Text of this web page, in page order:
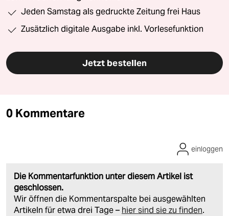
Jeden Samstag als gedruckte Zeitung frei Haus
Zusätzlich digitale Ausgabe inkl. Vorlesefunktion
Jetzt bestellen
0 Kommentare
Die Kommentarfunktion unter diesem Artikel ist
geschlossen.
Wir öffnen die Kommentarspalte bei ausgewählten
Artikeln für etwa drei Tage – hier sind sie zu finden.
einloggen